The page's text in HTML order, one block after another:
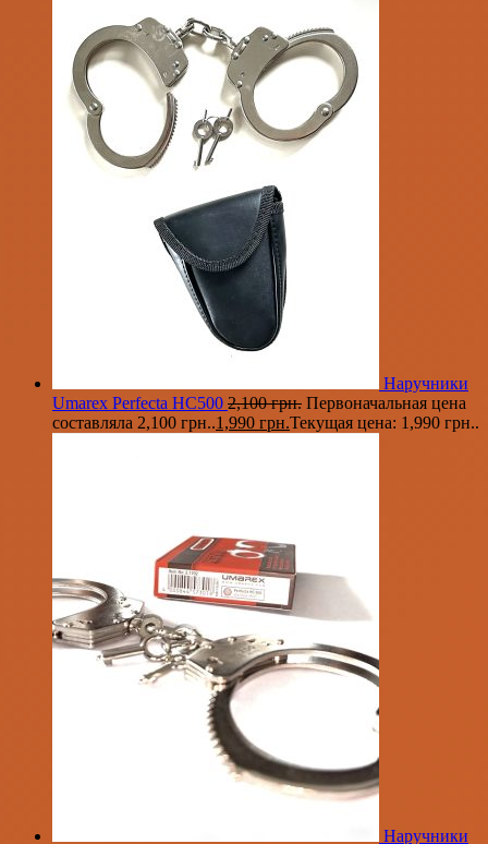
Наручники
Umarex Perfecta HC500 2,100грн. Первоначальная цена
составляла 2,100 грн..1,990 грн.Текущая цена: 1,990 грн..
Наручники